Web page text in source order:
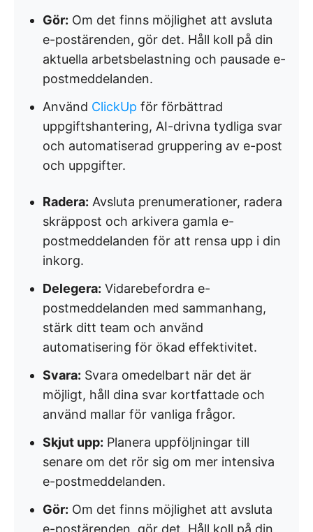
Gör: Om det finns möjlighet att avsluta
e-postärenden, gör det. Håll koll på din
aktuella arbetsbelastning och pausade e-
postmeddelanden.
Använd ClickUp för förbättrad
uppgiftshantering, AI-drivna tydliga svar
och automatiserad gruppering av e-post
och uppgifter.
Radera: Avsluta prenumerationer, radera
skräppost och arkivera gamla e-
postmeddelanden för att rensa upp i din
inkorg.
Delegera: Vidarebefordra e-
postmeddelanden med sammanhang,
stärk ditt team och använd
automatisering för ökad effektivitet.
Svara: Svara omedelbart när det är
möjligt, håll dina svar kortfattade och
använd mallar för vanliga frågor.
Skjut upp: Planera uppföljningar till
senare om det rör sig om mer intensiva
e-postmeddelanden.
Gör: Om det finns möjlighet att avsluta
e-postärenden, gör det. Håll koll på din